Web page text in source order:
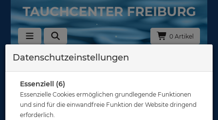
0 Artikel
Taschen & Boxen
Datenschutzeinstellungen
Essenziell (6)
Essenzielle Cookies ermöglichen grundlegende Funktionen
und sind für die einwandfreie Funktion der Website dringend
erforderlich.